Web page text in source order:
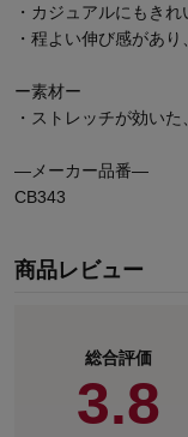
・カジュアルにもき
・程よい伸び感があ
ー素材ー
・ストレッチが効い
―メーカー品番―
CB343
商品レビュー
総合評価
3.8